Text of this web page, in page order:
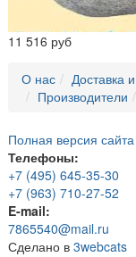
11 516 руб
О нас Доставка
Производители
Полная версия сайта
Телефоны:
+7 (495) 645-35-30
+7 (963) 710-27-52
E-mail:
7865540@mail.ru
Сделано в 3webcats